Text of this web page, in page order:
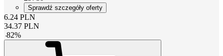
Sprawdź szczegóły oferty
6.24 PLN
34.37 PLN
-82%